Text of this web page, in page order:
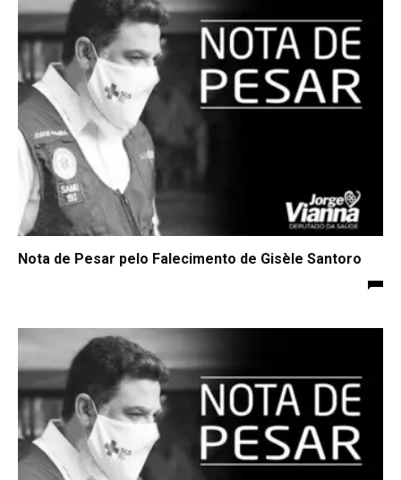
Nota de Pesar pelo Falecimento de Gisèle Santoro